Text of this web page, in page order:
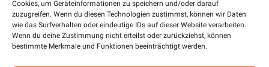
Cookies, um Geräteinformationen zu speichern und/oder darauf
zuzugreifen. Wenn du diesen Technologien zustimmst, können wir Daten
wie das Surfverhalten oder eindeutige IDs auf dieser Website verarbeiten.
Wenn du deine Zustimmung nicht erteilst oder zurückziehst, können
bestimmte Merkmale und Funktionen beeinträchtigt werden.
verbunden zu sein.